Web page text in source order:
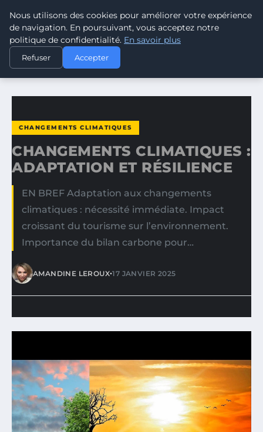
CLIMATE GUARDIAN
ACCUEIL
CHANGEMENTS CLIMATIQUES
CHANGEMENTS CLIMATIQUES : ADAPTATION ET RÉSILIENCE
CHANGEMENTS CLIMATIQUES
CHANGEMENTS CLIMATIQUES :
ADAPTATION ET RÉSILIENCE
EN BREF Adaptation aux changements
climatiques : nécessité immédiate. Impact
croissant du tourisme sur l’environnement.
Importance du bilan carbone pour…
AMANDINE LEROUX•17 JANVIER 2025
Nous utilisons des cookies pour améliorer votre expérience
de navigation. En poursuivant, vous acceptez notre
politique de confidentialité. En savoir plus
Refuser Accepter